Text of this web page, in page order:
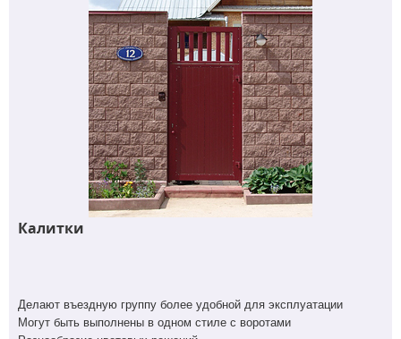
Калитки
Делают въездную группу более удобной для эксплуатации
Могут быть выполнены в одном стиле с воротами